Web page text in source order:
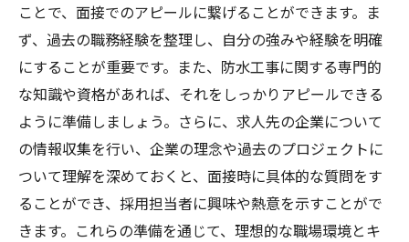
ことで、面接でのアピールに繋げることができます。ま
ず、過去の職務経験を整理し、自分の強みや経験を明確
にすることが重要です。また、防水工事に関する専門的
な知識や資格があれば、それをしっかりアピールできる
ように準備しましょう。さらに、求人先の企業について
の情報収集を行い、企業の理念や過去のプロジェクトに
ついて理解を深めておくと、面接時に具体的な質問をす
ることができ、採用担当者に興味や熱意を示すことがで
きます。これらの準備を通じて、理想的な職場環境とキ